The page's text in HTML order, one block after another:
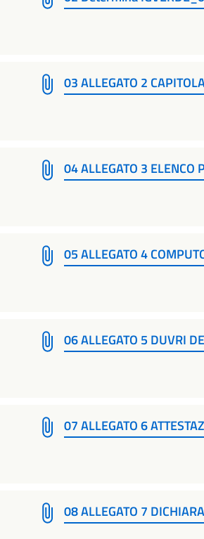
03 ALLEGATO 2
04 ALLEGATO 3 ELENCO
05 ALLEGATO 4
06 ALLEGATO 5 DUVRI
07 ALLEGATO 6
08 ALLEGATO 7